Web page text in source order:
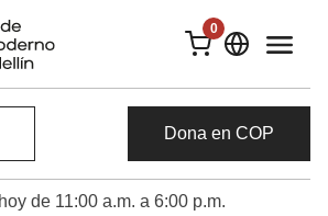
0
Dona en COP
de 11:00 a.m. a 6:00 p.m.